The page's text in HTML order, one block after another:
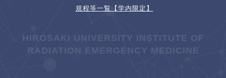
規程等一覧【学内限定】
HIROSAKI UNIVERSITY INSTITUTE OF
RADIATION EMERGENCY MEDICINE